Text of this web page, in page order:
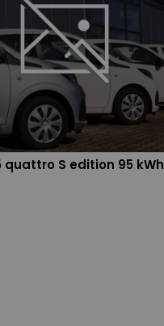
S edition 95 kWh